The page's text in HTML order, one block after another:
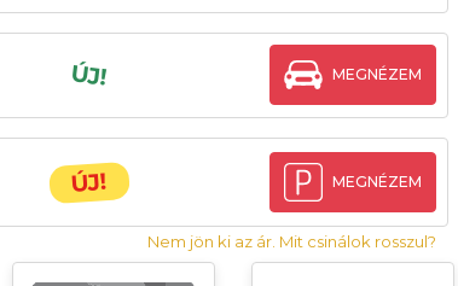
ÚJ! MEGNÉZEM
ÚJ! MEGNÉZEM
Nem jön ki az ár. Mit csinálok rosszul?